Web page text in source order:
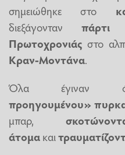
σημειώθηκε στο
διεξάγονταν
Πρωτοχρονιάς στο
Κραν-Μοντάνα.
Όλα έγιναν
προηγουμένου»
μπαρ,
άτομακαι